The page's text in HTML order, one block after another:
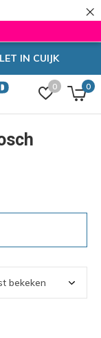
×
0 0
Zeer hoge